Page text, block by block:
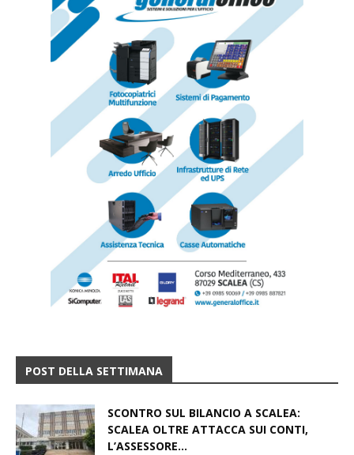
POST DELLA SETTIMANA
SCONTRO SUL BILANCIO A SCALEA:
SCALEA OLTRE ATTACCA SUI CONTI,
L’ASSESSORE...